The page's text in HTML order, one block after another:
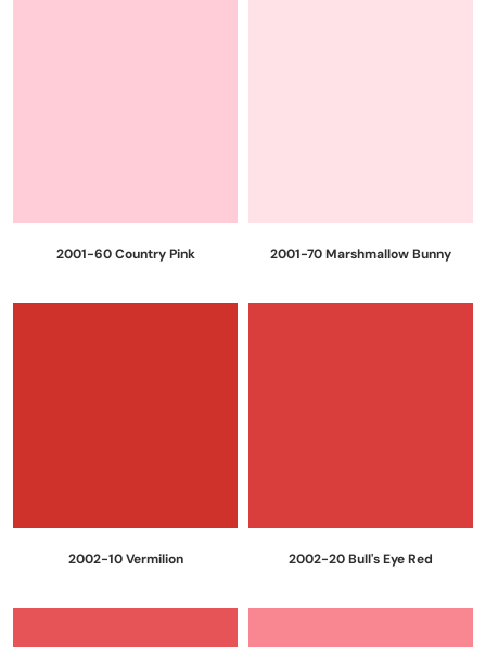
2001-60 Country Pink 2001-70 Marshmallow Bunny
2002-10 Vermilion 2002-20 Bull's Eye Red